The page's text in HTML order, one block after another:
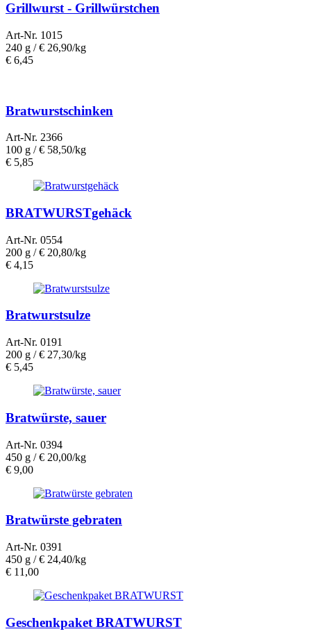
Grillwurst - Grillwürstchen
Art-Nr. 1015
240 g /€ 26,90/kg
€ 6,45
Bratwurstschinken
Art-Nr. 2366
100 g /€ 58,50/kg
€ 5,85
BRATWURSTgehäck
Art-Nr. 0554
200 g /€ 20,80/kg
€ 4,15
Bratwurstsulze
Art-Nr. 0191
200 g /€ 27,30/kg
€ 5,45
Bratwürste, sauer
Art-Nr. 0394
450 g /€ 20,00/kg
€ 9,00
Bratwürste gebraten
Art-Nr. 0391
450 g /€ 24,40/kg
€ 11,00
Geschenkpaket BRATWURST